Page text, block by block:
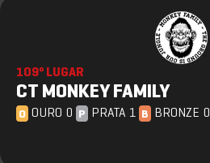
109º LUGAR
CT MONKEY FAMILY
O OURO 0 P PRATA 1 B BRONZE 0